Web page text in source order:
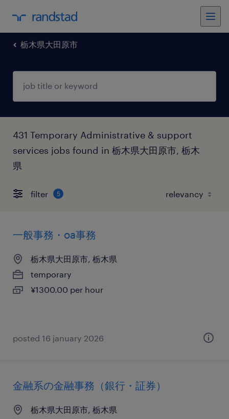
栃木県大田原市
431 Temporary Administrative & support
services jobs found in 栃木県大田原市, 栃木
県
filter 5
一般事務・oa事務
栃木県大田原市, 栃木県
temporary
¥1300.00 per hour
posted 16 january 2026
金融系の金融事務（銀行・証券）
栃木県大田原市, 栃木県